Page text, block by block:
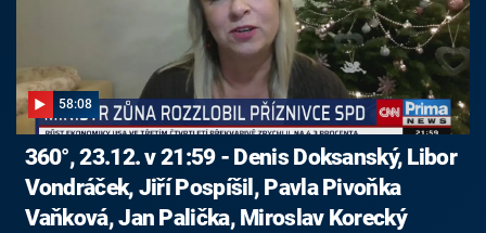
58:08
360°, 23.12. v 21:59 - Denis Doksanský, Libor
Vondráček, Jiří Pospíšil, Pavla Pivoňka
Vaňková, Jan Palička, Miroslav Korecký